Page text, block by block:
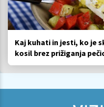
Kaj kuhati in jesti, ko je
kosil brez prižiganja